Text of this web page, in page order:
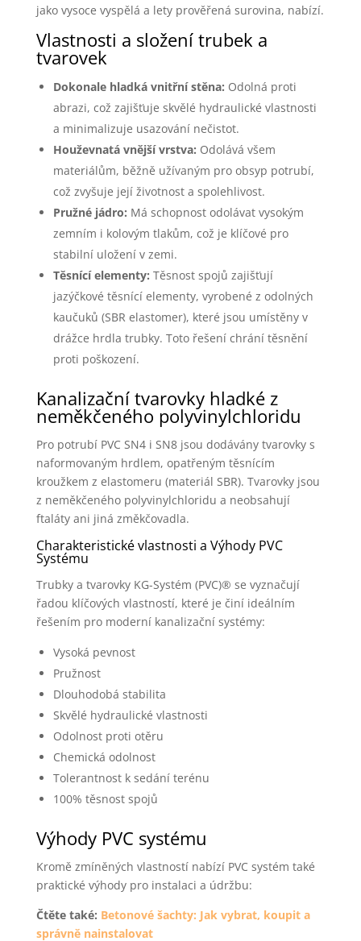
jako vysoce vyspělá a lety prověřená surovina, nabízí.
Vlastnosti a složení trubek a
tvarovek
Dokonale hladká vnitřní stěna: Odolná proti
abrazi, což zajišťuje skvělé hydraulické vlastnosti
a minimalizuje usazování nečistot.
Houževnatá vnější vrstva: Odolává všem
materiálům, běžně užívaným pro obsyp potrubí,
což zvyšuje její životnost a spolehlivost.
Pružné jádro: Má schopnost odolávat vysokým
zemním i kolovým tlakům, což je klíčové pro
stabilní uložení v zemi.
Těsnící elementy: Těsnost spojů zajišťují
jazýčkové těsnící elementy, vyrobené z odolných
kaučuků (SBR elastomer), které jsou umístěny v
drážce hrdla trubky. Toto řešení chrání těsnění
proti poškození.
Kanalizační tvarovky hladké z
neměkčeného polyvinylchloridu
Pro potrubí PVC SN4 i SN8 jsou dodávány tvarovky s
naformovaným hrdlem, opatřeným těsnícím
kroužkem z elastomeru (materiál SBR). Tvarovky jsou
z neměkčeného polyvinylchloridu a neobsahují
ftaláty ani jiná změkčovadla.
Charakteristické vlastnosti a Výhody PVC
Systému
Trubky a tvarovky KG-Systém (PVC)® se vyznačují
řadou klíčových vlastností, které je činí ideálním
řešením pro moderní kanalizační systémy:
Vysoká pevnost
Pružnost
Dlouhodobá stabilita
Skvělé hydraulické vlastnosti
Odolnost proti otěru
Chemická odolnost
Tolerantnost k sedání terénu
100% těsnost spojů
Výhody PVC systému
Kromě zmíněných vlastností nabízí PVC systém také
praktické výhody pro instalaci a údržbu:
Čtěte také: Betonové šachty: Jak vybrat, koupit a
správně nainstalovat